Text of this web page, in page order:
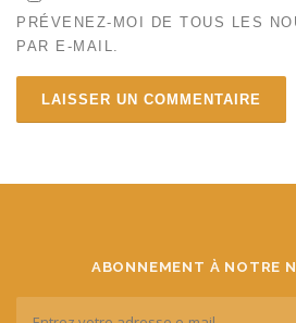
PRÉVENEZ-MOI DE TOUS LES
PAR E-MAIL.
ABONNEMENT À NOTRE